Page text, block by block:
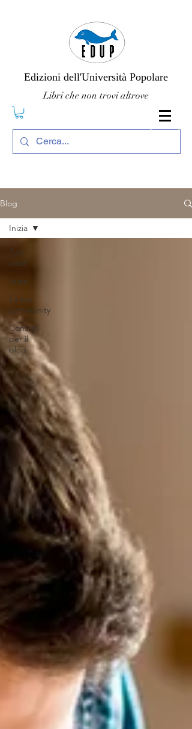
Edizioni dell'Università Popolare
Libri che non trovi altrove
Blog
Tutti i
post
Inizia
La tua
community
Consigli
per il
blog
Inizia